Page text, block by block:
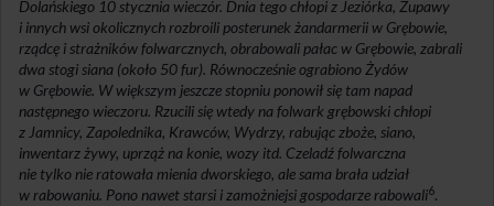
Dolańskiego 10 stycznia wieczór. Dnia tego chłopi z Jeziórka, Żupawy
i innych wsi okolicznych rozbroili posterunek żandarmerii w Grębowie,
rządcę i strażników folwarcznych, obrabowali pałac w Grębowie, zabrali
dwa stogi siana (około 50 fur). Równocześnie ograbiono Żydów
w Grębowie. W większym jeszcze stopniu ponowił się tam napad
następnego wieczoru. Rzucili się wtedy na folwark grębowski chłopi
z Jamnicy, Zapolednika, Krawców, Wydrzy, rabując zboże, siano,
inwentarz żywy, uprząż na konie, wozy itd. Czeladź folwarczna
nie tylko nie ratowała mienia dworskiego, ale sama brała udział
w rabowaniu. Pono nawet starsi i zamożniejsi gospodarze rabowali6.